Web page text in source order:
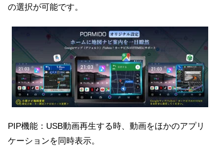
の選択が可能です。
PIP機能：USB動画再生する時、動画をほかのアプリ
ケーションを同時表示。